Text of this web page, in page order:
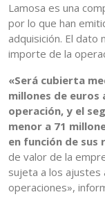
Lamosa es una
por lo que han
adquisición. El dato
importe de la
«Será cubierta
millones de euros
operación, y el
menor a 71
en función de sus
de valor de la
sujeta a los
operaciones»,